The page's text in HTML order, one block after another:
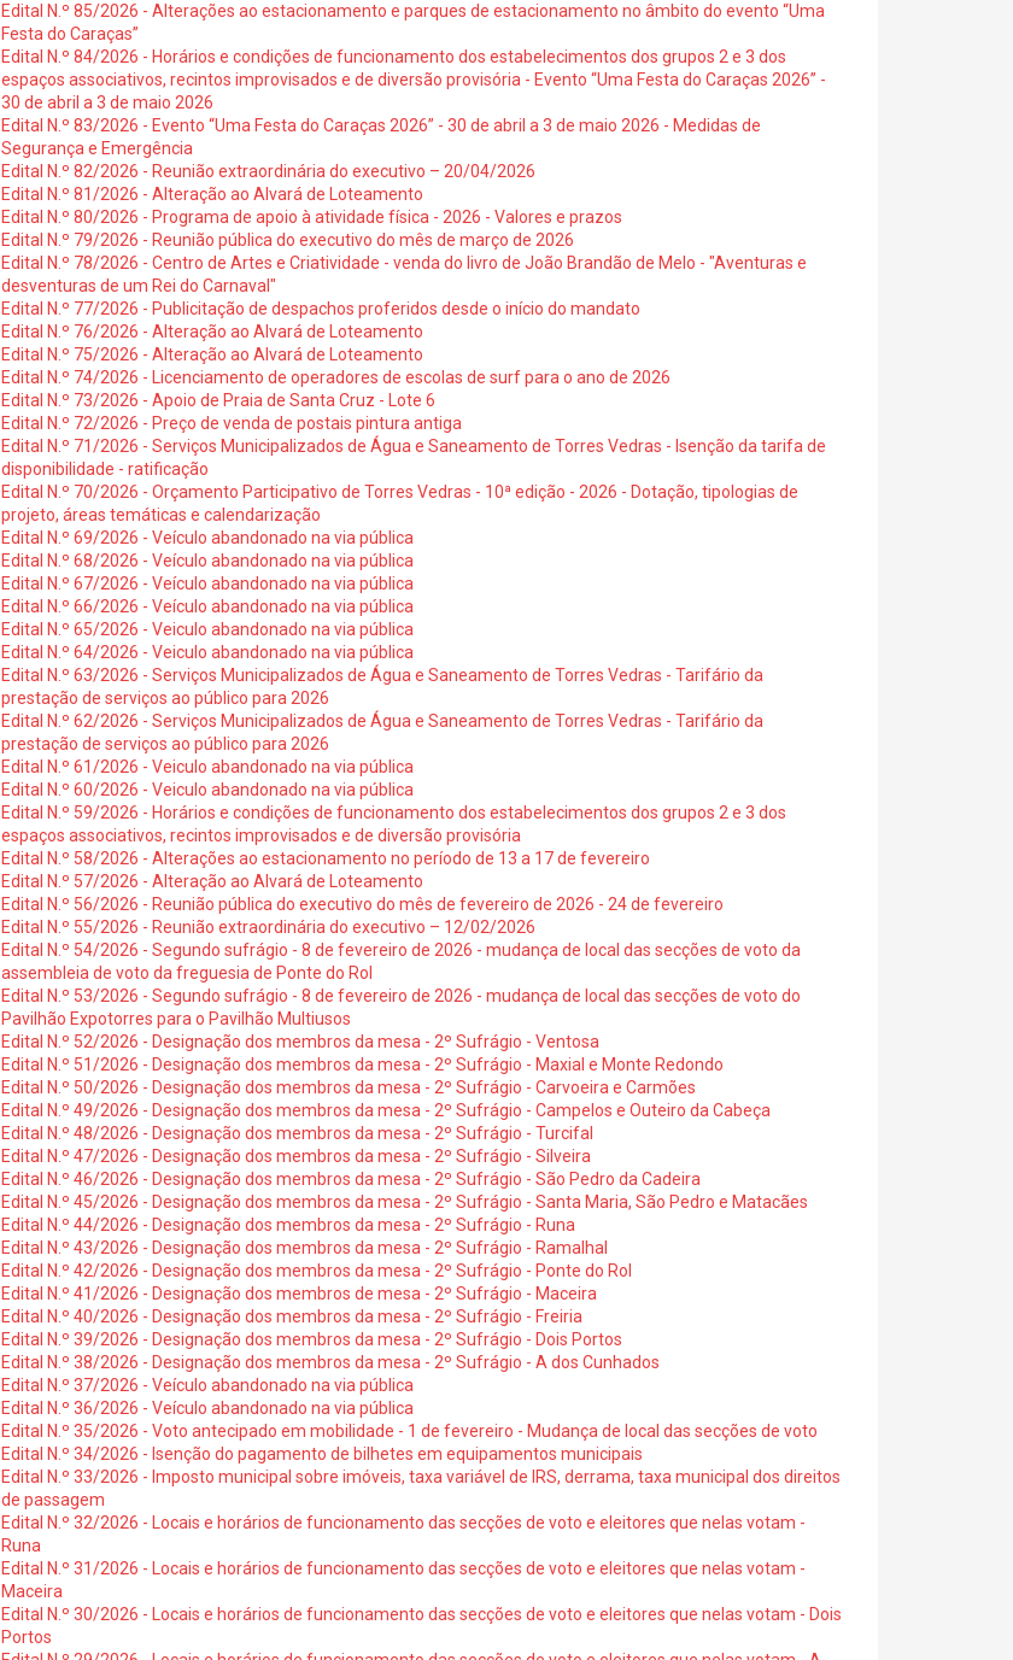
Edital N.º 85/2026 - Alterações ao estacionamento e parques de estacionamento no âmbito do evento “Uma
Festa do Caraças”
Edital N.º 84/2026 - Horários e condições de funcionamento dos estabelecimentos dos grupos 2 e 3 dos
espaços associativos, recintos improvisados e de diversão provisória - Evento “Uma Festa do Caraças 2026” -
30 de abril a 3 de maio 2026
Edital N.º 83/2026 - Evento “Uma Festa do Caraças 2026” - 30 de abril a 3 de maio 2026 - Medidas de
Segurança e Emergência
Edital N.º 82/2026 - Reunião extraordinária do executivo – 20/04/2026
Edital N.º 81/2026 - Alteração ao Alvará de Loteamento
Edital N.º 80/2026 - Programa de apoio à atividade física - 2026 - Valores e prazos
Edital N.º 79/2026 - Reunião pública do executivo do mês de março de 2026
Edital N.º 78/2026 - Centro de Artes e Criatividade - venda do livro de João Brandão de Melo - "Aventuras e
desventuras de um Rei do Carnaval"
Edital N.º 77/2026 - Publicitação de despachos proferidos desde o início do mandato
Edital N.º 76/2026 - Alteração ao Alvará de Loteamento
Edital N.º 75/2026 - Alteração ao Alvará de Loteamento
Edital N.º 74/2026 - Licenciamento de operadores de escolas de surf para o ano de 2026
Edital N.º 73/2026 - Apoio de Praia de Santa Cruz - Lote 6
Edital N.º 72/2026 - Preço de venda de postais pintura antiga
Edital N.º 71/2026 - Serviços Municipalizados de Água e Saneamento de Torres Vedras - Isenção da tarifa de
disponibilidade - ratificação
Edital N.º 70/2026 - Orçamento Participativo de Torres Vedras - 10ª edição - 2026 - Dotação, tipologias de
projeto, áreas temáticas e calendarização
Edital N.º 69/2026 - Veículo abandonado na via pública
Edital N.º 68/2026 - Veículo abandonado na via pública
Edital N.º 67/2026 - Veículo abandonado na via pública
Edital N.º 66/2026 - Veículo abandonado na via pública
Edital N.º 65/2026 - Veiculo abandonado na via pública
Edital N.º 64/2026 - Veiculo abandonado na via pública
Edital N.º 63/2026 - Serviços Municipalizados de Água e Saneamento de Torres Vedras - Tarifário da
prestação de serviços ao público para 2026
Edital N.º 62/2026 - Serviços Municipalizados de Água e Saneamento de Torres Vedras - Tarifário da
prestação de serviços ao público para 2026
Edital N.º 61/2026 - Veiculo abandonado na via pública
Edital N.º 60/2026 - Veiculo abandonado na via pública
Edital N.º 59/2026 - Horários e condições de funcionamento dos estabelecimentos dos grupos 2 e 3 dos
espaços associativos, recintos improvisados e de diversão provisória
Edital N.º 58/2026 - Alterações ao estacionamento no período de 13 a 17 de fevereiro
Edital N.º 57/2026 - Alteração ao Alvará de Loteamento
Edital N.º 56/2026 - Reunião pública do executivo do mês de fevereiro de 2026 - 24 de fevereiro
Edital N.º 55/2026 - Reunião extraordinária do executivo – 12/02/2026
Edital N.º 54/2026 - Segundo sufrágio - 8 de fevereiro de 2026 - mudança de local das secções de voto da
assembleia de voto da freguesia de Ponte do Rol
Edital N.º 53/2026 - Segundo sufrágio - 8 de fevereiro de 2026 - mudança de local das secções de voto do
Pavilhão Expotorres para o Pavilhão Multiusos
Edital N.º 52/2026 - Designação dos membros da mesa - 2º Sufrágio - Ventosa
Edital N.º 51/2026 - Designação dos membros da mesa - 2º Sufrágio - Maxial e Monte Redondo
Edital N.º 50/2026 - Designação dos membros da mesa - 2º Sufrágio - Carvoeira e Carmões
Edital N.º 49/2026 - Designação dos membros da mesa - 2º Sufrágio - Campelos e Outeiro da Cabeça
Edital N.º 48/2026 - Designação dos membros da mesa - 2º Sufrágio - Turcifal
Edital N.º 47/2026 - Designação dos membros da mesa - 2º Sufrágio - Silveira
Edital N.º 46/2026 - Designação dos membros da mesa - 2º Sufrágio - São Pedro da Cadeira
Edital N.º 45/2026 - Designação dos membros da mesa - 2º Sufrágio - Santa Maria, São Pedro e Matacães
Edital N.º 44/2026 - Designação dos membros da mesa - 2º Sufrágio - Runa
Edital N.º 43/2026 - Designação dos membros da mesa - 2º Sufrágio - Ramalhal
Edital N.º 42/2026 - Designação dos membros da mesa - 2º Sufrágio - Ponte do Rol
Edital N.º 41/2026 - Designação dos membros de mesa - 2º Sufrágio - Maceira
Edital N.º 40/2026 - Designação dos membros da mesa - 2º Sufrágio - Freiria
Edital N.º 39/2026 - Designação dos membros da mesa - 2º Sufrágio - Dois Portos
Edital N.º 38/2026 - Designação dos membros da mesa - 2º Sufrágio - A dos Cunhados
Edital N.º 37/2026 - Veículo abandonado na via pública
Edital N.º 36/2026 - Veículo abandonado na via pública
Edital N.º 35/2026 - Voto antecipado em mobilidade - 1 de fevereiro - Mudança de local das secções de voto
Edital N.º 34/2026 - Isenção do pagamento de bilhetes em equipamentos municipais
Edital N.º 33/2026 - Imposto municipal sobre imóveis, taxa variável de IRS, derrama, taxa municipal dos direitos
de passagem
Edital N.º 32/2026 - Locais e horários de funcionamento das secções de voto e eleitores que nelas votam -
Runa
Edital N.º 31/2026 - Locais e horários de funcionamento das secções de voto e eleitores que nelas votam -
Maceira
Edital N.º 30/2026 - Locais e horários de funcionamento das secções de voto e eleitores que nelas votam - Dois
Portos